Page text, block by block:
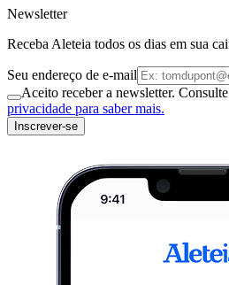
Newsletter
Receba Aleteia todos os dias em sua
Seu endereço de e-mail
Aceito receber a newsletter. Consulte
privacidade para saber mais.
Inscrever-se